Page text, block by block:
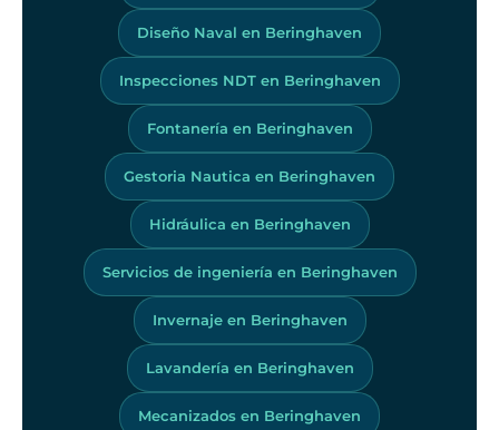
Diseño Naval en Beringhaven
Inspecciones NDT en Beringhaven
Fontanería en Beringhaven
Gestoria Nautica en Beringhaven
Hidráulica en Beringhaven
Servicios de ingeniería en Beringhaven
Invernaje en Beringhaven
Lavandería en Beringhaven
Mecanizados en Beringhaven